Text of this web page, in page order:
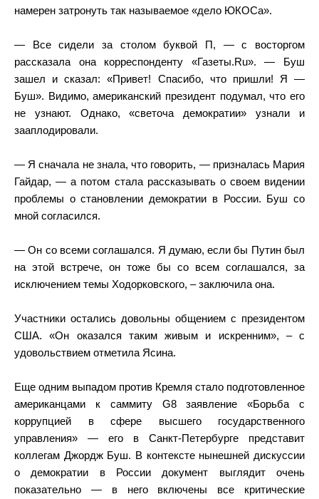
намерен затронуть так называемое «дело ЮКОСа».
— Все сидели за столом буквой П, — с восторгом
рассказала она корреспонденту «Газеты.Ru». — Буш
зашел и сказал: «Привет! Спасибо, что пришли! Я —
Буш». Видимо, американский президент подумал, что его
не узнают. Однако, «светоча демократии» узнали и
зааплодировали.
— Я сначала не знала, что говорить, — призналась Мария
Гайдар, — а потом стала рассказывать о своем видении
проблемы о становлении демократии в России. Буш со
мной согласился.
— Он со всеми соглашался. Я думаю, если бы Путин был
на этой встрече, он тоже бы со всем соглашался, за
исключением темы Ходорковского, – заключила она.
Участники остались довольны общением с президентом
США. «Он оказался таким живым и искренним», – с
удовольствием отметила Ясина.
Еще одним выпадом против Кремля стало подготовленное
американцами к саммиту G8 заявление «Борьба с
коррупцией в сфере высшего государственного
управления» — его в Санкт-Петербурге представит
коллегам Джордж Буш. В контексте нынешней дискуссии
о демократии в России документ выглядит очень
показательно — в него включены все критические